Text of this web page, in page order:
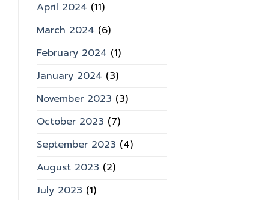
April 2024 (11)
March 2024 (6)
February 2024 (1)
January 2024 (3)
November 2023 (3)
October 2023 (7)
September 2023 (4)
August 2023 (2)
July 2023 (1)